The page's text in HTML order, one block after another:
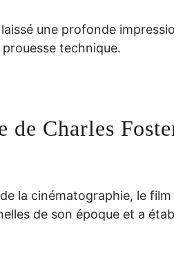
une profonde
technique.
de Charles
la cinématographie, le
de son époque et a